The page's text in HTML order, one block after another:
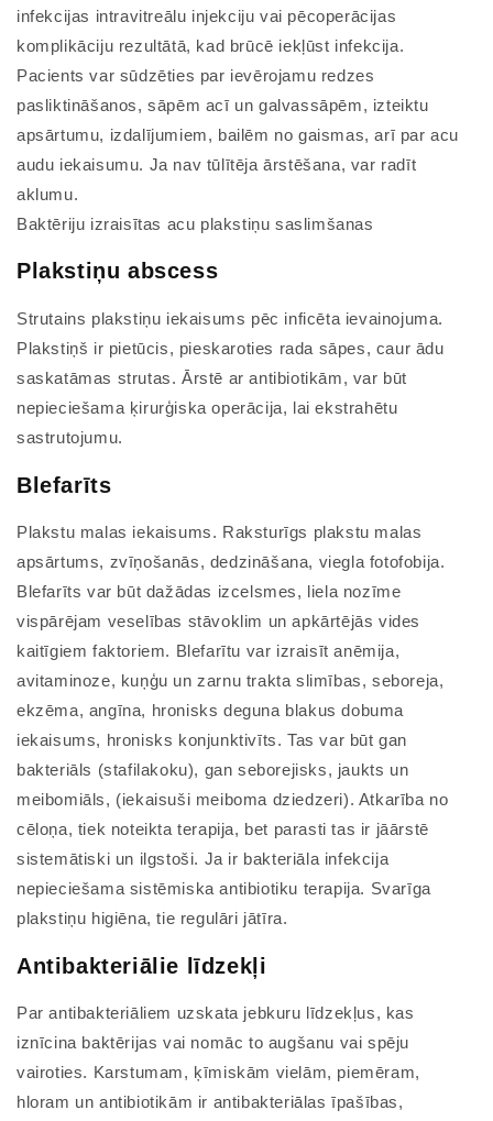
infekcijas intravitreālu injekciju vai pēcoperācijas
komplikāciju rezultātā, kad brūcē iekļūst infekcija.
Pacients var sūdzēties par ievērojamu redzes
pasliktināšanos, sāpēm acī un galvassāpēm, izteiktu
apsārtumu, izdalījumiem, bailēm no gaismas, arī par acu
audu iekaisumu. Ja nav tūlītēja ārstēšana, var radīt
aklumu.
Baktēriju izraisītas acu plakstiņu saslimšanas
Plakstiņu abscess
Strutains plakstiņu iekaisums pēc inficēta ievainojuma.
Plakstiņš ir pietūcis, pieskaroties rada sāpes, caur ādu
saskatāmas strutas. Ārstē ar antibiotikām, var būt
nepieciešama ķirurģiska operācija, lai ekstrahētu
sastrutojumu.
Blefarīts
Plakstu malas iekaisums. Raksturīgs plakstu malas
apsārtums, zvīņošanās, dedzināšana, viegla fotofobija.
Blefarīts var būt dažādas izcelsmes, liela nozīme
vispārējam veselības stāvoklim un apkārtējās vides
kaitīgiem faktoriem. Blefarītu var izraisīt anēmija,
avitaminoze, kuņģu un zarnu trakta slimības, seboreja,
ekzēma, angīna, hronisks deguna blakus dobuma
iekaisums, hronisks konjunktivīts. Tas var būt gan
bakteriāls (stafilakoku), gan seborejisks, jaukts un
meibomiāls, (iekaisuši meiboma dziedzeri). Atkarība no
cēloņa, tiek noteikta terapija, bet parasti tas ir jāārstē
sistemātiski un ilgstoši. Ja ir bakteriāla infekcija
nepieciešama sistēmiska antibiotiku terapija. Svarīga
plakstiņu higiēna, tie regulāri jātīra.
Antibakteriālie līdzekļi
Par antibakteriāliem uzskata jebkuru līdzekļus, kas
iznīcina baktērijas vai nomāc to augšanu vai spēju
vairoties. Karstumam, ķīmiskām vielām, piemēram,
hloram un antibiotikām ir antibakteriālas īpašības,